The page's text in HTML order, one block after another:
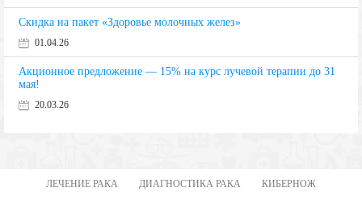
Скидка на пакет «Здоровье молочных желез»
01.04.26
Акционное предложение — 15% на курс лучевой терапии до 31
мая!
20.03.26
ЛЕЧЕНИЕ РАКА ДИАГНОСТИКА РАКА КИБЕРНОЖ